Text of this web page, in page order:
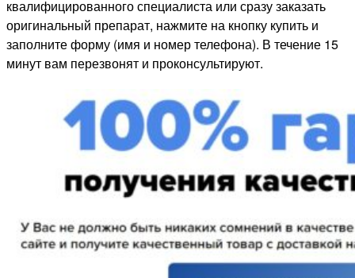
квалифицированного специалиста или сразу заказать
оригинальный препарат, нажмите на кнопку купить и
заполните форму (имя и номер телефона). В течение 15
минут вам перезвонят и проконсультируют.